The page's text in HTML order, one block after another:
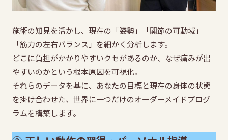
施術の知見を活かし、現在の「姿勢」「関節の可動域」
「筋力の左右バランス」を細かく分析します。
どこに負担がかかりやすいクセがあるのか、なぜ痛みが出
やすいのかという根本原因を可視化。
それらのデータを基に、あなたの目標と現在の身体の状態
を掛け合わせた、世界に一つだけのオーダーメイドプログ
ラムを構築します。